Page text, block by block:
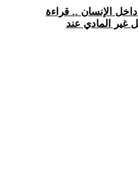
الإنسان .. قراءة
غير المادي عند